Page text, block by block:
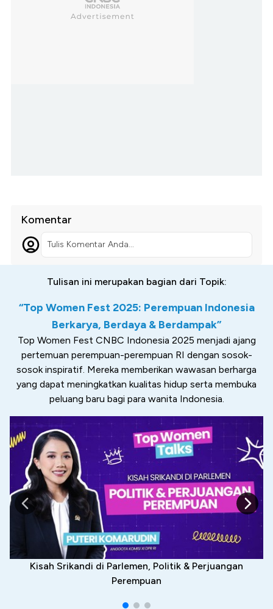
Komentar
Tulis Komentar Anda...
Tulisan ini merupakan bagian dari Topik:
“Top Women Fest 2025: Perempuan Indonesia
Berkarya, Berdaya & Berdampak”
Top Women Fest CNBC Indonesia 2025 menjadi ajang
pertemuan perempuan-perempuan RI dengan sosok-
sosok inspiratif. Mereka memberikan wawasan berharga
yang dapat meningkatkan kualitas hidup serta membuka
peluang baru bagi para wanita Indonesia.
Kisah Srikandi di Parlemen, Politik & Perjuangan
Perempuan